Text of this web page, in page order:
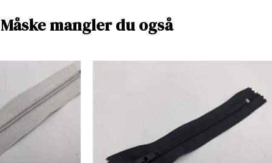
Måske mangler du også